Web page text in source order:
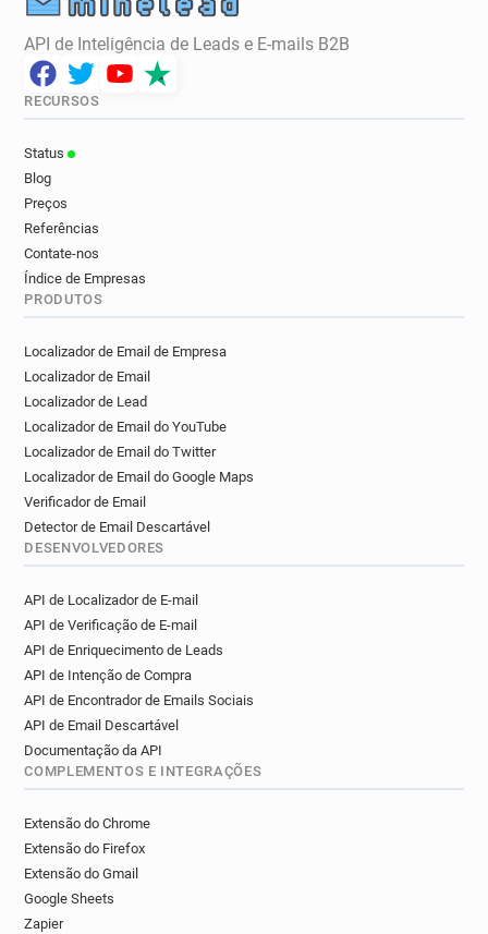
API de Inteligência de Leads e E-mails B2B
RECURSOS
Status
Blog
Preços
Referências
Contate-nos
Índice de Empresas
PRODUTOS
Localizador de Email de Empresa
Localizador de Email
Localizador de Lead
Localizador de Email do YouTube
Localizador de Email do Twitter
Localizador de Email do Google Maps
Verificador de Email
Detector de Email Descartável
DESENVOLVEDORES
API de Localizador de E-mail
API de Verificação de E-mail
API de Enriquecimento de Leads
API de Intenção de Compra
API de Encontrador de Emails Sociais
API de Email Descartável
Documentação da API
COMPLEMENTOS E INTEGRAÇÕES
Extensão do Chrome
Extensão do Firefox
Extensão do Gmail
Google Sheets
Zapier